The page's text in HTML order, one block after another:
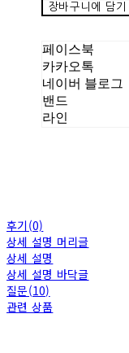
장바구니에 담기
페이스북
카카오톡
네이버 블로그
밴드
라인
후기(0)
상세 설명 머리글
상세 설명
상세 설명 바닥글
질문(10)
관련 상품